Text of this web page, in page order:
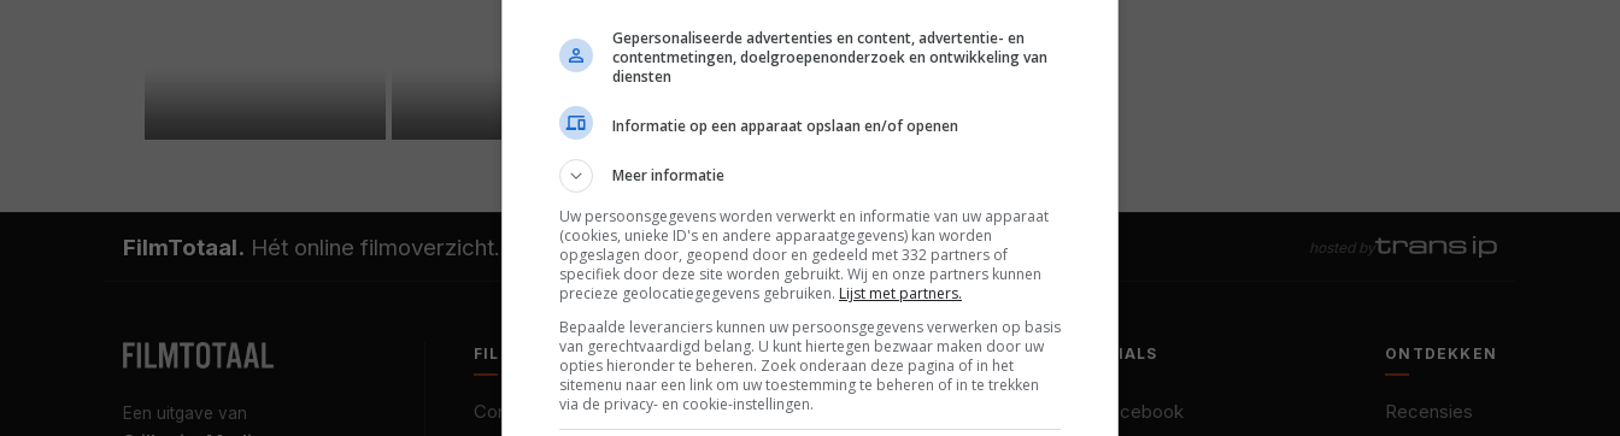
FilmTotaal. Hét online filmoverzicht. hosted by
Een uitgave van
FILMTOTAAL
Contact
BELEID
Privacy
SOCIALS
Facebook
ONTDEKKEN
Recensies
Gepersonaliseerde advertenties en content, advertentie- en
contentmetingen, doelgroepenonderzoek en ontwikkeling van
diensten
Informatie op een apparaat opslaan en/of openen
Meer informatie
Uw persoonsgegevens worden verwerkt en informatie van uw apparaat
(cookies, unieke ID's en andere apparaatgegevens) kan worden
opgeslagen door, geopend door en gedeeld met 332 partners of
specifiek door deze site worden gebruikt. Wij en onze partners kunnen
precieze geolocatiegegevens gebruiken. Lijst met partners.
Bepaalde leveranciers kunnen uw persoonsgegevens verwerken op basis
van gerechtvaardigd belang. U kunt hiertegen bezwaar maken door uw
opties hieronder te beheren. Zoek onderaan deze pagina of in het
sitemenu naar een link om uw toestemming te beheren of in te trekken
via de privacy- en cookie-instellingen.